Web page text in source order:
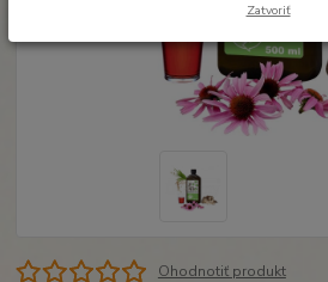
Ohodnotiť produkt
Zatvoriť